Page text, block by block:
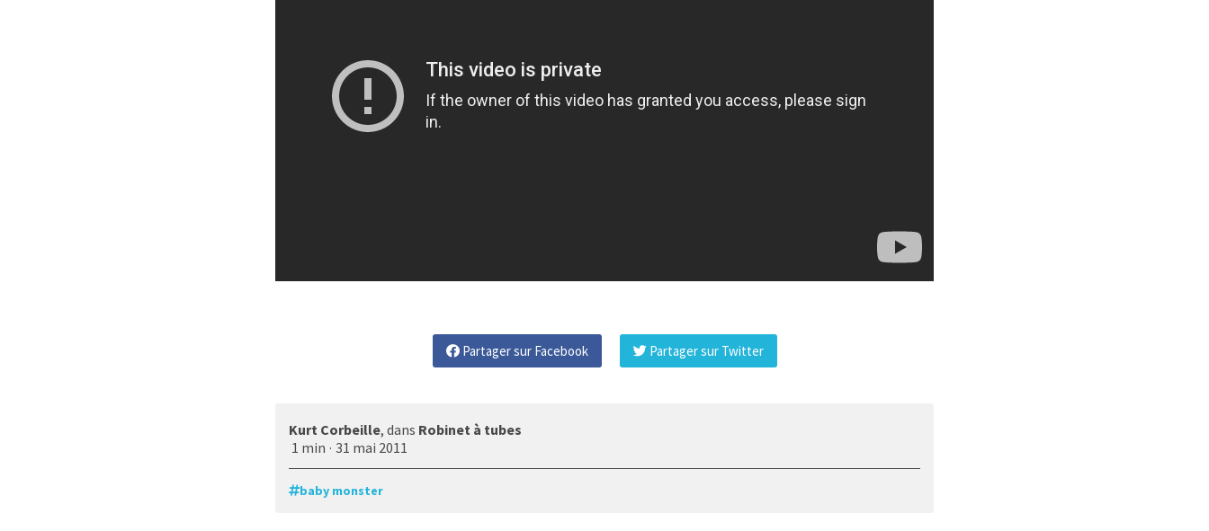
Partager sur Facebook Partager sur Twitter
Kurt Corbeille, dans Robinet à tubes
1 min · 31 mai 2011
baby monster